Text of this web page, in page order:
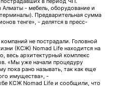
Алматы - мебель, оборудование и
Предварительная сумма
тенге», - делятся в пресс-
не пострадали. Головной
(КСЖ) Nomad Life находится на
весь архитектурный комплекс
«Мы уже начали процедуру
пока рано называть, так как еще
имущества», -
КСЖ Nomad Life и сообщили, что